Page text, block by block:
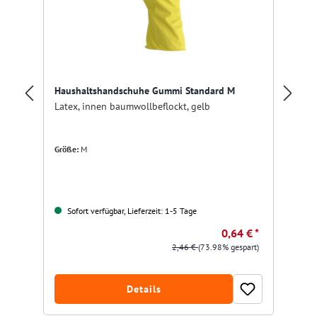
Haushaltshandschuhe Gummi Standard M
Latex, innen baumwollbeflockt, gelb
Größe: M
Sofort verfügbar, Lieferzeit: 1-5 Tage
0,64 € *
2,46 €(73.98% gespart)
Details